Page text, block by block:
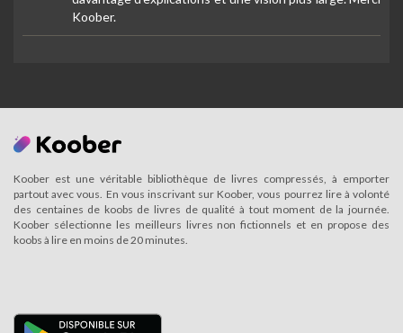
Koober.
Koober est une véritable bibliothèque de livres compressés, à emporter
partout avec vous. En vous inscrivant sur Koober, vous pourrez lire à volonté
des centaines de koobs de livres de qualité à tout moment de la journée.
Koober sélectionne les meilleurs livres non fictionnels et en propose des
koobs à lire en moins de 20 minutes.